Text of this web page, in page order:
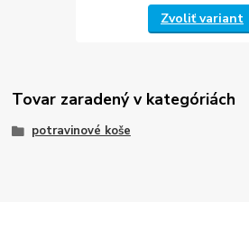
Zvoliť variant
Tovar zaradený v kategóriách
potravinové koše